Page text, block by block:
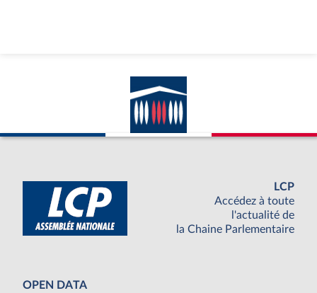
LCP
Accédez à toute
l'actualité de
la Chaine Parlementaire
OPEN DATA